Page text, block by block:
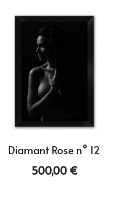
Diamant Rose n° 12
500,00 €